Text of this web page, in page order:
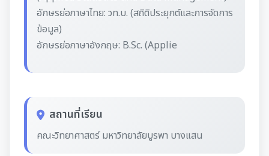
อักษรย่อภาษาไทย: วท.บ. (สถิติประยุกต์และการจัดการ
ข้อมูล)
อักษรย่อภาษาอังกฤษ: B.Sc. (Applie
สถานที่เรียน
คณะวิทยาศาสตร์ มหาวิทยาลัยบูรพา บางแสน